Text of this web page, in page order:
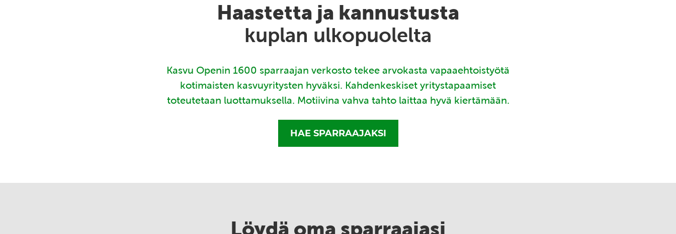
Haastetta ja kannustusta
kuplan ulkopuolelta
Kasvu Openin 1600 sparraajan verkosto tekee arvokasta vapaaehtoistyötä
kotimaisten kasvuyritysten hyväksi. Kahdenkeskiset yritystapaamiset
toteutetaan luottamuksella. Motiivina vahva tahto laittaa hyvä kiertämään.
HAE SPARRAAJAKSI
Löydä oma sparraajasi